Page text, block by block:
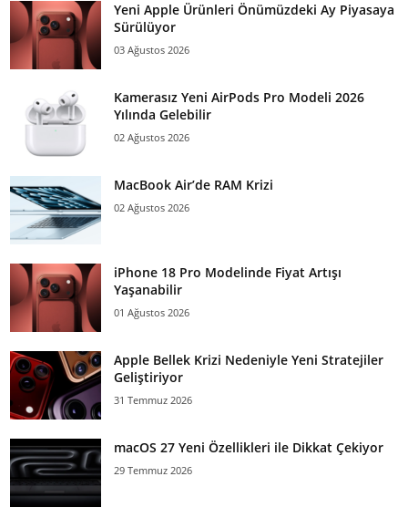
Yeni Apple Ürünleri Önümüzdeki Ay Piyasaya
Sürülüyor
03 Ağustos 2026
Kamerasız Yeni AirPods Pro Modeli 2026
Yılında Gelebilir
02 Ağustos 2026
MacBook Air’de RAM Krizi
02 Ağustos 2026
iPhone 18 Pro Modelinde Fiyat Artışı
Yaşanabilir
01 Ağustos 2026
Apple Bellek Krizi Nedeniyle Yeni Stratejiler
Geliştiriyor
31 Temmuz 2026
macOS 27 Yeni Özellikleri ile Dikkat Çekiyor
29 Temmuz 2026